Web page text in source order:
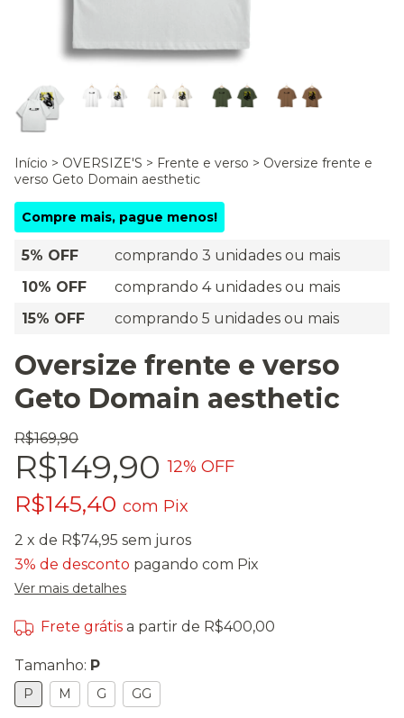
Início > OVERSIZE'S > Frente e verso > Oversize frente e
verso Geto Domain aesthetic
Compre mais, pague menos!
5% OFF
comprando 3 unidades ou mais
10% OFF
comprando 4 unidades ou mais
15% OFF
comprando 5 unidades ou mais
Oversize frente e verso
Geto Domain aesthetic
R$169,90
R$149,90 12% OFF
R$145,40 com Pix
2 x de R$74,95 sem juros
3% de desconto pagando com Pix
Ver mais detalhes
Frete grátis a partir de R$400,00
Tamanho: P
P M G GG